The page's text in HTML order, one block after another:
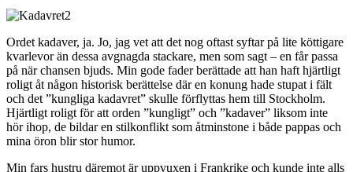
Ordet kadaver, ja. Jo, jag vet att det nog oftast syftar på lite köttigare
kvarlevor än dessa avgnagda stackare, men som sagt – en får passa
på när chansen bjuds. Min gode fader berättade att han haft hjärtligt
roligt åt någon historisk berättelse där en konung hade stupat i fält
och det ”kungliga kadavret” skulle förflyttas hem till Stockholm.
Hjärtligt roligt för att orden ”kungligt” och ”kadaver” liksom inte
hör ihop, de bildar en stilkonflikt som åtminstone i både pappas och
mina öron blir stor humor.
Min fars hustru däremot är uppvuxen i Frankrike och kunde inte alls